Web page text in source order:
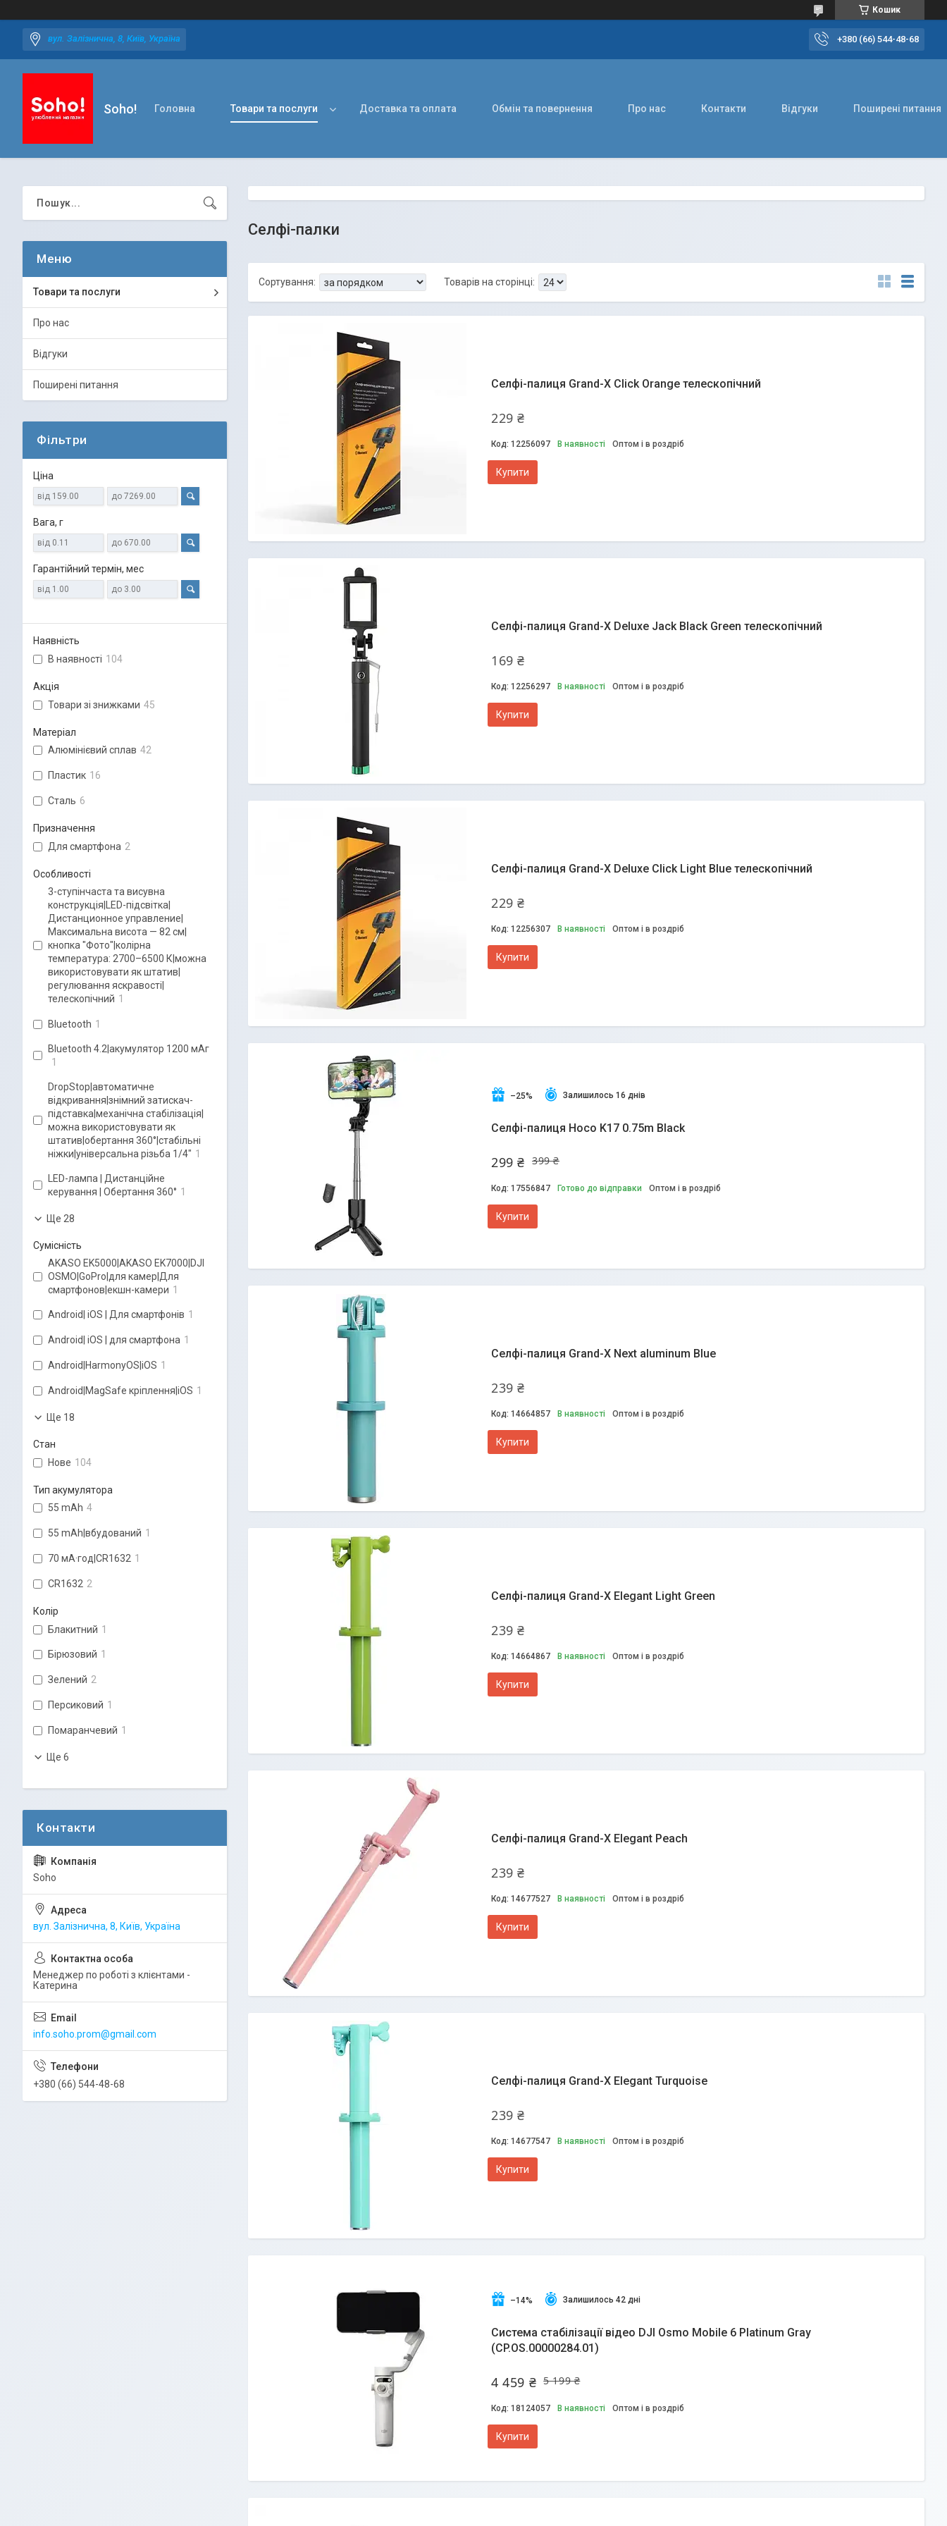
Кошик
вул. Залізнична, 8, Київ, Україна +380 (66) 544-48-68
Soho! Головна Товари та послуги Доставка та оплата Обмін та повернення Про нас Контакти Відгуки Поширені питання
Селфі-палки
Селфі-палиця Grand-X Click Orange телескопічний
229 ₴
12256097 В наявності Оптом і в роздріб
Купити
Селфі-палиця Grand-X Deluxe Jack Black Green телескопічний
169 ₴
12256297 В наявності Оптом і в роздріб
Купити
Селфі-палиця Grand-X Deluxe Click Light Blue телескопічний
229 ₴
12256307 В наявності Оптом і в роздріб
Купити
–25% Залишилось 16 днів
Селфі-палиця Hoco K17 0.75m Black
399 ₴
299 ₴
17556847 Готово до відправки Оптом і в роздріб
Купити
Селфі-палиця Grand-X Next aluminum Blue
239 ₴
14664857 В наявності Оптом і в роздріб
Купити
Селфі-палиця Grand-X Elegant Light Green
239 ₴
14664867 В наявності Оптом і в роздріб
Купити
Селфі-палиця Grand-X Elegant Peach
239 ₴
14677527 В наявності Оптом і в роздріб
Купити
Селфі-палиця Grand-X Elegant Turquoise
239 ₴
14677547 В наявності Оптом і в роздріб
Купити
–14% Залишилось 42 дні
Система стабілізації відео DJI Osmo Mobile 6 Platinum Gray
(CP.OS.00000284.01)
5 199 ₴
4 459 ₴
18124057 В наявності Оптом і в роздріб
Купити
Товари та послуги
Про нас
Відгуки
Поширені питання
Фільтри
Ціна
Вага, г
Гарантійний термін, мес
Наявність
В наявності 104
Акція
Товари зі знижками 45
Матеріал
Алюмінієвий сплав 42
Пластик 16
Сталь 6
Призначення
Для смартфона 2
Особливості
3-ступінчаста та висувна
конструкція|LED-підсвітка|
Дистанционное управление|
Максимальна висота — 82 см|
кнопка "Фото"|колірна
температура: 2700–6500 К|можна
використовувати як штатив|
регулювання яскравості|
телескопічний 1
Bluetooth 1
Bluetooth 4.2|акумулятор 1200 мАг
1
DropStop|автоматичне
відкривання|знімний затискач-
підставка|механічна стабілізація|
можна використовувати як
штатив|обертання 360°|стабільні
ніжки|універсальна різьба 1/4" 1
LED-лампа | Дистанційне
керування | Обертання 360° 1
Ще 28
Сумісність
AKASO EK5000|AKASO EK7000|DJI
OSMO|GoPro|для камер|Для
смартфонов|екшн-камери 1
Android| iOS | Для смартфонів 1
Android| iOS | для смартфона 1
Android|HarmonyOS|iOS 1
Android|MagSafe кріплення|iOS 1
Ще 18
Стан
Нове 104
Тип акумулятора
55 mAh 4
55 mAh|вбудований 1
70 мА·год|CR1632 1
CR1632 2
Колір
Блакитний 1
Бірюзовий 1
Зелений 2
Персиковий 1
Помаранчевий 1
Ще 6
Soho
вул. Залізнична, 8, Київ, Україна
Менеджер по роботі з клієнтами -
Катерина
info.soho.prom@gmail.com
+380 (66) 544-48-68